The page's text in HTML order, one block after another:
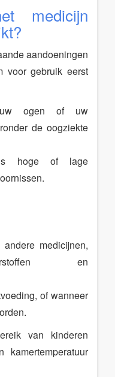
medicijn
aandoeningen
voor gebruik eerst
uw ogen of uw
de oogziekte
hoge of lage
medicijnen,
en
of wanneer
van kinderen